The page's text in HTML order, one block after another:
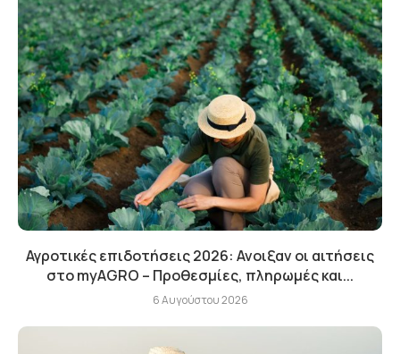
Αγροτικές επιδοτήσεις 2026: Ανοιξαν οι αιτήσεις
στο myAGRO – Προθεσμίες, πληρωμές και...
6 Αυγούστου 2026